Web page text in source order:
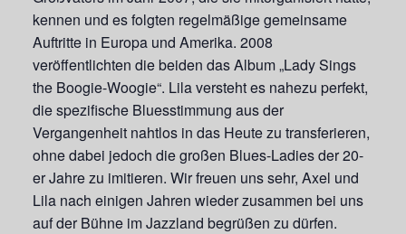
kennen und es folgten regelmäßige gemeinsame
Auftritte in Europa und Amerika. 2008
veröffentlichten die beiden das Album „Lady Sings
the Boogie-Woogie“. Lila versteht es nahezu perfekt,
die spezifische Bluesstimmung aus der
Vergangenheit nahtlos in das Heute zu transferieren,
ohne dabei jedoch die großen Blues-Ladies der 20-
er Jahre zu imitieren. Wir freuen uns sehr, Axel und
Lila nach einigen Jahren wieder zusammen bei uns
auf der Bühne im Jazzland begrüßen zu dürfen.